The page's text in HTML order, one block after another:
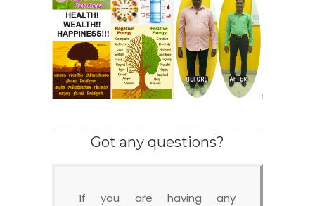
Got any questions?
If you are having any